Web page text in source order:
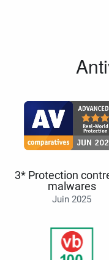
3* Protection
malwares
Juin 2025